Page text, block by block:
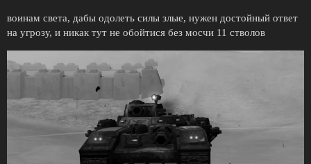
воинам света, дабы одолеть силы злые, нужен достойный ответ
на угрозу, и никак тут не обойтися без мосчи 11 стволов